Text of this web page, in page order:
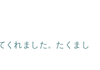
くれました。たくまし